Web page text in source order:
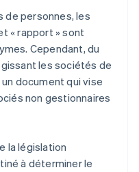
de personnes, les
« rapport » sont
Cependant, du
les sociétés de
document qui vise
non gestionnaires
la législation
à déterminer le